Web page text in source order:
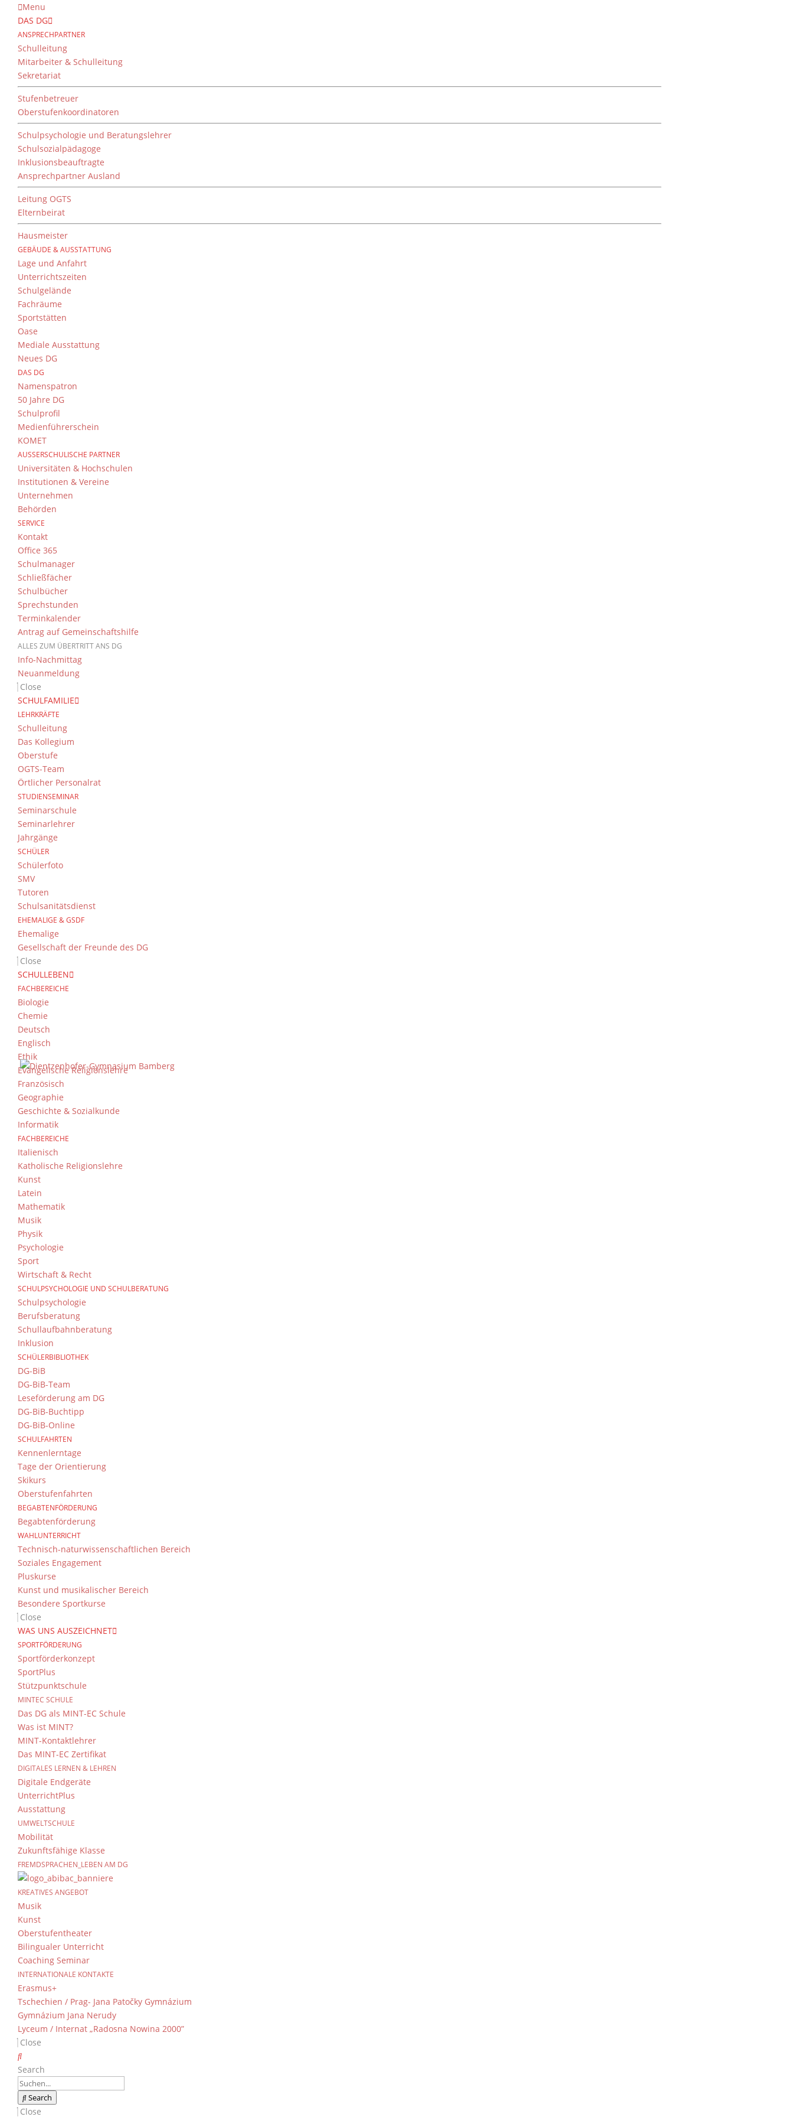
Menu
DAS DG
ANSPRECHPARTNER
Schulleitung
Mitarbeiter & Schulleitung
Sekretariat
Stufenbetreuer
Oberstufenkoordinatoren
Schulpsychologie und Beratungslehrer
Schulsozialpädagoge
Inklusionsbeauftragte
Ansprechpartner Ausland
Leitung OGTS
Elternbeirat
Hausmeister
GEBÄUDE & AUSSTATTUNG
Lage und Anfahrt
Unterrichtszeiten
Schulgelände
Fachräume
Sportstätten
Oase
Mediale Ausstattung
Neues DG
DAS DG
Namenspatron
50 Jahre DG
Schulprofil
Medienführerschein
KOMET
AUSSERSCHULISCHE PARTNER
Universitäten & Hochschulen
Institutionen & Vereine
Unternehmen
Behörden
SERVICE
Kontakt
Office 365
Schulmanager
Schließfächer
Schulbücher
Sprechstunden
Terminkalender
Antrag auf Gemeinschaftshilfe
ALLES ZUM ÜBERTRITT ANS DG
Info-Nachmittag
Neuanmeldung
Close
SCHULFAMILIE
LEHRKRÄFTE
Schulleitung
Das Kollegium
Oberstufe
OGTS-Team
Örtlicher Personalrat
STUDIENSEMINAR
Seminarschule
Seminarlehrer
Jahrgänge
SCHÜLER
Schülerfoto
SMV
Tutoren
Schulsanitätsdienst
EHEMALIGE & GSDF
Ehemalige
Gesellschaft der Freunde des DG
Close
SCHULLEBEN
FACHBEREICHE
Biologie
Chemie
Deutsch
Englisch
Ethik
Evangelische Religionslehre
Französisch
Geographie
Geschichte & Sozialkunde
Informatik
FACHBEREICHE
Italienisch
Katholische Religionslehre
Kunst
Latein
Mathematik
Musik
Physik
Psychologie
Sport
Wirtschaft & Recht
SCHULPSYCHOLOGIE UND SCHULBERATUNG
Schulpsychologie
Berufsberatung
Schullaufbahnberatung
Inklusion
SCHÜLERBIBLIOTHEK
DG-BiB
DG-BiB-Team
Leseförderung am DG
DG-BiB-Buchtipp
DG-BiB-Online
SCHULFAHRTEN
Kennenlerntage
Tage der Orientierung
Skikurs
Oberstufenfahrten
BEGABTENFÖRDERUNG
Begabtenförderung
WAHLUNTERRICHT
Technisch-naturwissenschaftlichen Bereich
Soziales Engagement
Pluskurse
Kunst und musikalischer Bereich
Besondere Sportkurse
Close
WAS UNS AUSZEICHNET
SPORTFÖRDERUNG
Sportförderkonzept
SportPlus
Stützpunktschule
MINTEC SCHULE
Das DG als MINT-EC Schule
Was ist MINT?
MINT-Kontaktlehrer
Das MINT-EC Zertifikat
DIGITALES LERNEN & LEHREN
Digitale Endgeräte
UnterrichtPlus
Ausstattung
UMWELTSCHULE
Mobilität
Zukunftsfähige Klasse
FREMDSPRACHEN_LEBEN AM DG
KREATIVES ANGEBOT
Musik
Kunst
Oberstufentheater
Bilingualer Unterricht
Coaching Seminar
INTERNATIONALE KONTAKTE
Erasmus+
Tschechien / Prag- Jana Patočky Gymnázium
Gymnázium Jana Nerudy
Lyceum / Internat „Radosna Nowina 2000”
Close
Search
Search
Close
Wasser – eine klare Sache??
von
Als wir an einem vernieselten Donnerstag-Vormittag am Ufer des Mains umherstapften, waren wir uns dessen nicht
so sicher! Der erste Programmpunkt des diesjährigen Umweltbildungsseminars in der Jugendherberge Schweinfurt
führte uns in das Naturschutzgebiet „Saumain“, einen Altarm des Mains. Ausgerüstet mit Keschern und
Probenbehältern, machten wir uns auf die Suche nach Wasserlebewesen jeglicher Art. Nach einiger Zeit und
Plastikmüll, der am Ende in zwei große Plastiktüten passte.
Die Schülerinnen und Schüler der Unterstufe besuchten in derselben Zeit das Naturkundemuseum Schweinfurt, wo
Lebensraum, als wirtschaftliches Gut und begrenzte Ressource. Die Gruppe unter Leitung von Frau Braunmiller
beschäftigte sich mit den Gefahren achtlos weggeworfener Zigarettenstummel für Gewässer: Auf einer Strecke von